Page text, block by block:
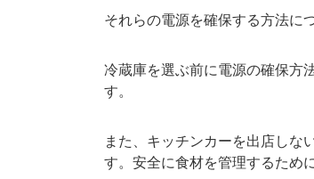
それらの電源を確保する方法に
冷蔵庫を選ぶ前に電源の確保方
す。
また、キッチンカーを出店しな
す。安全に食材を管理するため